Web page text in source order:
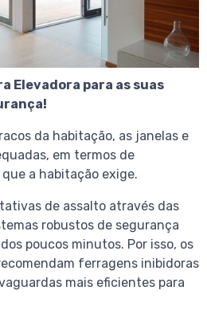
Elevadora para as suas
da habitação, as janelas e
em termos de
a habitação exige.
de assalto através das
robustos de segurança
poucos minutos. Por isso, os
ferragens inibidoras
mais eficientes para